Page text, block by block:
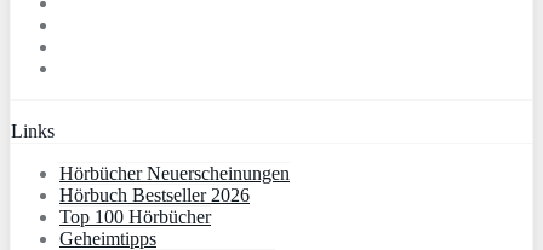
Links
Hörbücher Neuerscheinungen
Hörbuch Bestseller 2026
Top 100 Hörbücher
Geheimtipps